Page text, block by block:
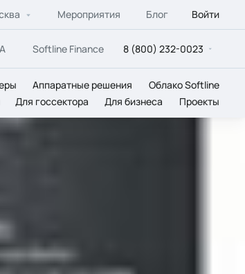
Мероприятия Блог Войти
Softline Finance 8 (800) 232-0023
Аппаратные решения
Облако Softline
Для госсектора Для бизнеса Проекты